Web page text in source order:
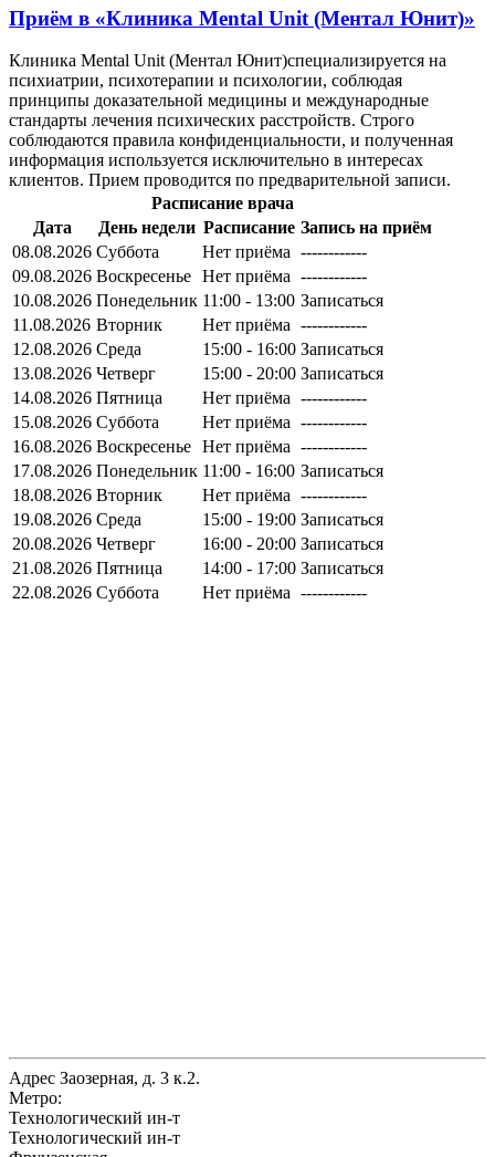
Приём в «Клиника Mental Unit (Ментал Юнит)»
Клиника Mental Unit (Ментал Юнит)специализируется на
психиатрии, психотерапии и психологии, соблюдая
принципы доказательной медицины и международные
стандарты лечения психических расстройств. Строго
соблюдаются правила конфиденциальности, и полученная
информация используется исключительно в интересах
клиентов. Прием проводится по предварительной записи.
Расписание врача
Дата
День недели Расписание Запись на приём
08.08.2026 Суббота Нет приёма ------------
09.08.2026 Воскресенье Нет приёма ------------
10.08.2026 Понедельник 11:00 - 13:00 Записаться
11.08.2026 Вторник Нет приёма ------------
12.08.2026 Среда 15:00 - 16:00 Записаться
13.08.2026 Четверг 15:00 - 20:00 Записаться
14.08.2026 Пятница Нет приёма ------------
15.08.2026 Суббота Нет приёма ------------
16.08.2026 Воскресенье Нет приёма ------------
17.08.2026 Понедельник 11:00 - 16:00 Записаться
18.08.2026 Вторник Нет приёма ------------
19.08.2026 Среда 15:00 - 19:00 Записаться
20.08.2026 Четверг 16:00 - 20:00 Записаться
21.08.2026 Пятница 14:00 - 17:00 Записаться
22.08.2026 Суббота Нет приёма ------------
Адрес Заозерная, д. 3 к.2.
Метро:
Технологический ин-т
Технологический ин-т